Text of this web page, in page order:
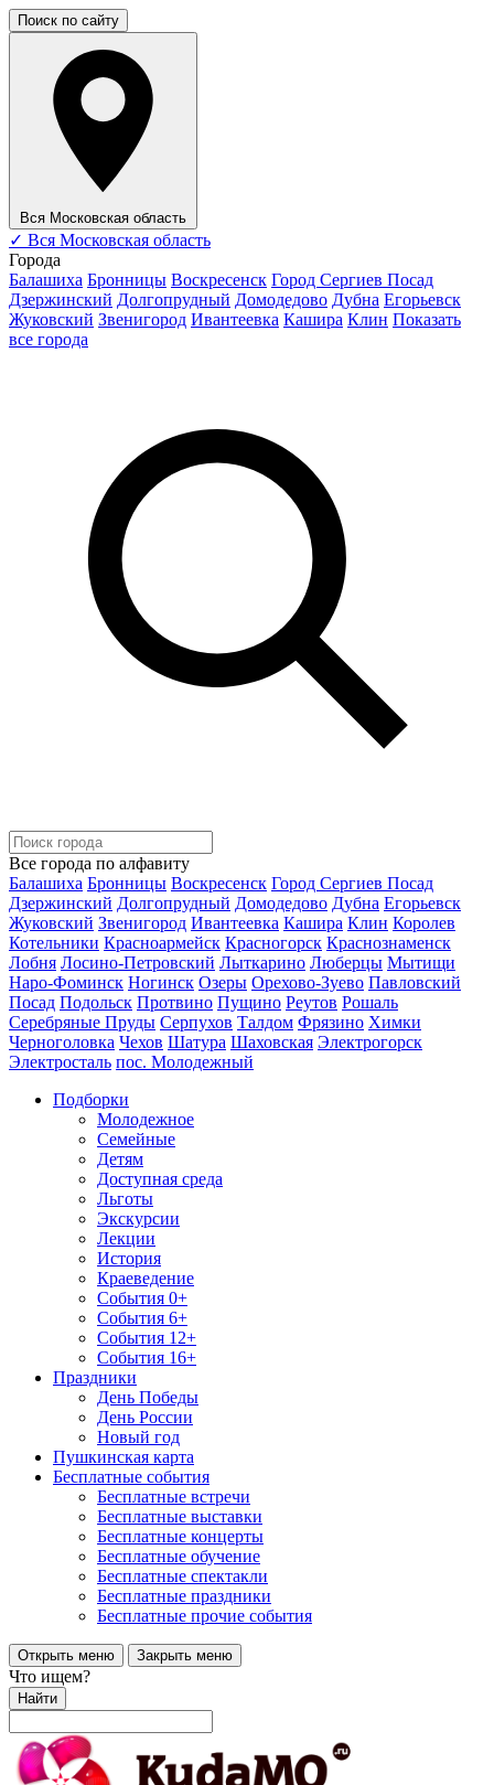
Поиск по сайту
Вся Московская область
✓ Вся Московская область
Города
Балашиха Бронницы Воскресенск Город Сергиев Посад
Дзержинский Долгопрудный Домодедово Дубна Егорьевск
Жуковский Звенигород Ивантеевка Кашира Клин Показать
все города
Все города по алфавиту
Балашиха Бронницы Воскресенск Город Сергиев Посад
Дзержинский Долгопрудный Домодедово Дубна Егорьевск
Жуковский Звенигород Ивантеевка Кашира Клин Королев
Котельники Красноармейск Красногорск Краснознаменск
Лобня Лосино-Петровский Лыткарино Люберцы Мытищи
Наро-Фоминск Ногинск Озеры Орехово-Зуево Павловский
Посад Подольск Протвино Пущино Реутов Рошаль
Серебряные Пруды Серпухов Талдом Фрязино Химки
Черноголовка Чехов Шатура Шаховская Электрогорск
Электросталь пос. Молодежный
Подборки
Молодежное
Семейные
Детям
Доступная среда
Льготы
Экскурсии
Лекции
История
Краеведение
События 0+
События 6+
События 12+
События 16+
Праздники
День Победы
День России
Новый год
Пушкинская карта
Бесплатные события
Бесплатные встречи
Бесплатные выставки
Бесплатные концерты
Бесплатные обучение
Бесплатные спектакли
Бесплатные праздники
Бесплатные прочие события
Открыть меню Закрыть меню
Что ищем?
Найти